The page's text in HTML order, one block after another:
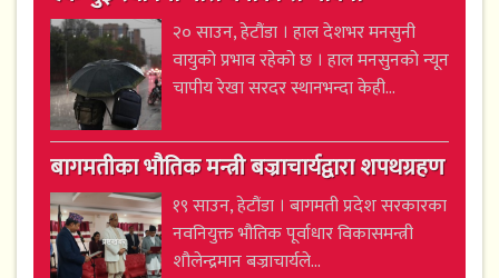
२० साउन, हेटौंडा । हाल देशभर मनसुनी
वायुको प्रभाव रहेको छ । हाल मनसुनको न्यून
चापीय रेखा सरदर स्थानभन्दा केही...
बागमतीका भौतिक मन्त्री बज्राचार्यद्वारा शपथग्रहण
१९ साउन, हेटौंडा । बागमती प्रदेश सरकारका
नवनियुक्त भौतिक पूर्वाधार विकासमन्त्री
शौलेन्द्रमान बज्राचार्यले...